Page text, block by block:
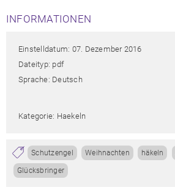
INFORMATIONEN
Einstelldatum: 07. Dezember 2016
Dateityp: pdf
Sprache: Deutsch
Kategorie: Haekeln
Schutzengel Weihnachten häkeln
Glücksbringer